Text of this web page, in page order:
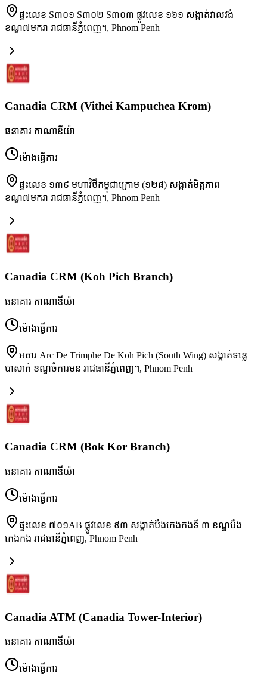
ផ្ទះលេខ S៣០១ S៣០២ S៣០៣ ផ្លូវលេខ ១៦១ សង្កាត់វាលវង់
ខណ្ឌ៧មករា រាជធានីភ្នំពេញ។, Phnom Penh
Canadia CRM (Vithei Kampuchea Krom)
ធនាគារ កាណាឌីយ៉ា
ម៉ោងធ្វើការ
ផ្ទះលេខ ១៣៩ មហាវិថីកម្ពុជាក្រោម (១២៨) សង្កាត់មិត្តភាព
ខណ្ឌ៧មករា រាជធានីភ្នំពេញ។, Phnom Penh
Canadia CRM (Koh Pich Branch)
ធនាគារ កាណាឌីយ៉ា
ម៉ោងធ្វើការ
អគារ Arc De Trimphe De Koh Pich (South Wing) សង្កាត់ទន្លេ
បាសាក់ ខណ្ឌចំការមន រាជធានីភ្នំពេញ។, Phnom Penh
Canadia CRM (Bok Kor Branch)
ធនាគារ កាណាឌីយ៉ា
ម៉ោងធ្វើការ
ផ្ទះលេខ ៧០១AB ផ្លូវលេខ ៩៣ សង្កាត់បឹងកេងកងទី ៣ ខណ្ឌបឹង
កេងកង រាជធានីភ្នំពេញ, Phnom Penh
Canadia ATM (Canadia Tower-Interior)
ធនាគារ កាណាឌីយ៉ា
ម៉ោងធ្វើការ